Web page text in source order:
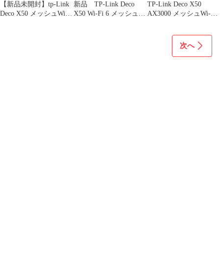
【新品未開封】tp-Link
Deco X50 メッシュWi-
新品 TP-Link Deco
X50 Wi-Fi 6 メッシュシ
TP-Link Deco X50
AX3000 メッシュWi-Fi
次へ